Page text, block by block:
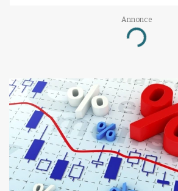
Annonce
Loading...